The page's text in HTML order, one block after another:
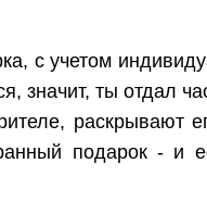
с учетом
значит, ты отдал
раскрывают
подарок - и